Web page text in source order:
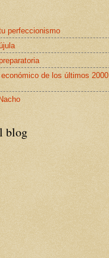
perfeccionismo
de los últimos 2000
blog